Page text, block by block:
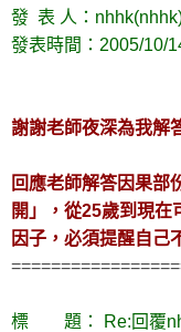
發 表 人：
發表時間：2005/10/
謝謝老師夜深為我解
回應老師解答因果部
開」，從25歲到現在
因子，必須提醒自己
標 題： Re:回覆